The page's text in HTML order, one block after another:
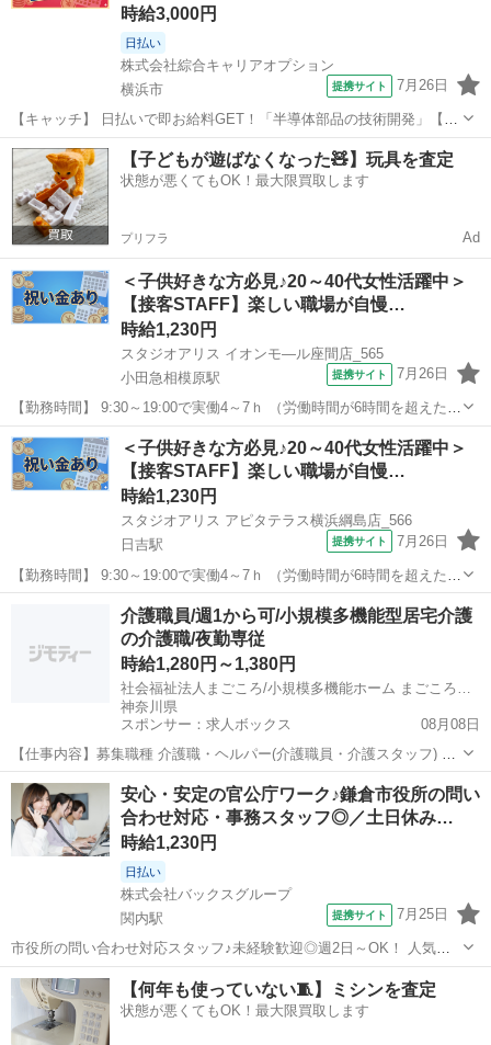
時給3,000円
日払い
株式会社綜合キャリアオプション
横浜市
提携サイト 7月26日
【キャッチ】 日払いで即お給料GET！「半導体部品の技術開発」【経
験活かしてステップUP！！】稼ぐ優先・高収入Work☆ヘアスタイル自
由☆高時給3000円！ 【コメント】 弊社なら事前の職場見学が多数！
お仕事安心スタート★...
神奈川 横浜市 プログラマー
【子どもが遊ばなくなった🧸】玩具を査定
状態が悪くてもOK！最大限買取します
プリフラ Ad
＜子供好きな方必見♪20～40代女性活躍中＞
【接客STAFF】楽しい職場が自慢…
時給1,230円
スタジオアリス イオンモ—ル座間店_565
小田急相模原駅
提携サイト 7月26日
【勤務時間】 9:30～19:00で実働4～7ｈ （労働時間が6時間を超えた場
合の休憩時間は法定通り） ◆土日含む週2日～・1日4ｈ～OK ◎残業な
し ◆シフトは毎月15日頃までに翌1ヵ月の 勤務不可日をスマホで申
告♪ ...
神奈川 座間市 小田急相模原駅 その他
＜子供好きな方必見♪20～40代女性活躍中＞
【接客STAFF】楽しい職場が自慢…
時給1,230円
スタジオアリス アピタテラス横浜綱島店_566
日吉駅
提携サイト 7月26日
【勤務時間】 9:30～19:00で実働4～7ｈ （労働時間が6時間を超えた場
合の休憩時間は法定通り） ◆土日含む週2日～・1日4ｈ～OK ◎残業な
日吉駅 その他
介護職員/週1から可/小規模多機能型居宅介護
の介護職/夜勤専従
時給1,280円～1,380円
社会福祉法人まごころ/小規模多機能ホーム まごころの家 新百合ヶ丘
神奈川県
スポンサー：求人ボックス
08月08日
【仕事内容】募集職種 介護職・ヘルパー(介護職員・介護スタッフ) パ
ート・アルバイト 仕事内容 身体介護、食事介助、排泄介助、生活援
助、送迎、リネン交換、利用者宅訪問 給与・手当 <給与> 時給1,280〜
1,380円 <給与の備...
アルバイト・パート
安心・安定の官公庁ワーク♪鎌倉市役所の問い
合わせ対応・事務スタッフ◎／土日休み…
時給1,230円
日払い
株式会社バックスグループ
関内駅
提携サイト 7月25日
市役所の問い合わせ対応スタッフ♪未経験歓迎◎週2日～OK！ 人気の
官公庁関連のお仕事♪市役所に入るお問い合わせ対応や電話取次ぎ、粗
大ごみ収集の受付業務をお任せします。 FAQ・マニュアルが充実して
いるため、コールセンター未...
神奈川 横浜市 関内駅 データ入力
【何年も使っていない🧵】ミシンを査定
状態が悪くてもOK！最大限買取します